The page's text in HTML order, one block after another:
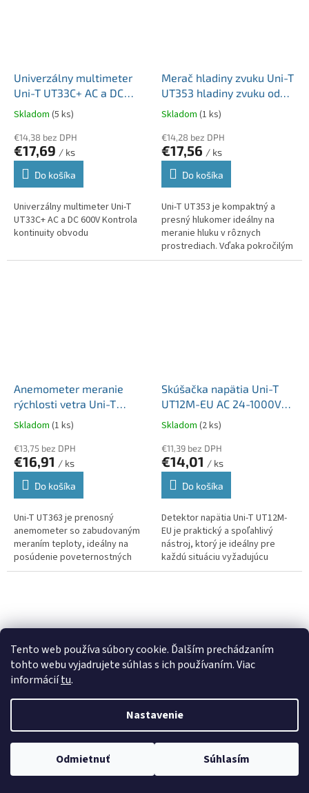
Tento web používa súbory cookie. Ďalším prechádzaním
tohto webu vyjadrujete súhlas s ich používaním. Viac
informáciítu.
Nastavenie
Odmietnuť Súhlasím
Univerzálny multimeter
Uni-T UT33C+ AC a DC
600V Kontrola kontinuity
obvodu MIE0327
Skladom (5 ks)
€14,38 bez DPH
€17,69 / ks
Do košíka
Univerzálny multimeter Uni-T
UT33C+ AC a DC 600V Kontrola
kontinuity obvodu
Merač hladiny zvuku Uni-T
UT353 hladiny zvuku od
30 do 130dB MIE0286
Skladom (1 ks)
€14,28 bez DPH
€17,56 / ks
Do košíka
Uni-T UT353 je kompaktný a
presný hlukomer ideálny na
meranie hluku v rôznych
prostrediach. Vďaka pokročilým
funkciám a jednoduchému
Anemometer meranie
rýchlosti vetra Uni-T
UT363 s funkciou merania
teploty MIE0287
Skladom (1 ks)
€13,75 bez DPH
€16,91 / ks
Do košíka
Uni-T UT363 je prenosný
anemometer so zabudovaným
meraním teploty, ideálny na
posúdenie poveternostných
podmienok v teréne. Vďaka
Skúšačka napätia Uni-T
UT12M-EU AC 24-1000V
detekcia magnetického
poľa MIE0410
Skladom (2 ks)
€11,39 bez DPH
€14,01 / ks
Do košíka
Detektor napätia Uni-T UT12M-
EU je praktický a spoľahlivý
nástroj, ktorý je ideálny pre
každú situáciu vyžadujúcu
presnú detekciu napätia. Vďaka
Detektor DM-3 VIRONE
3V1 drevo, kov a káble pod
napätím
Skladom(1 ks)
€10,28 bez DPH
€12,64/ ks
Tester zásuviek Uni-T
UT07B-EU s funkciou
kontroly prúdového
chrániča (RCD) MIE0271
Skladom(5 ks)
€9,08 bez DPH
€11,17/ ks